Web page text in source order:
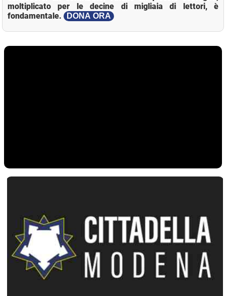
moltiplicato per le decine di migliaia di lettori, è
fondamentale.
DONA ORA